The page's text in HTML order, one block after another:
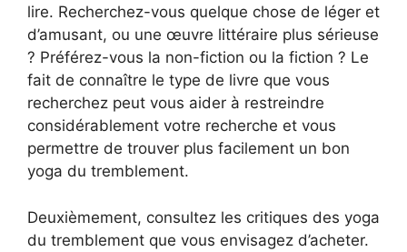
lire. Recherchez-vous quelque chose de léger et
d’amusant, ou une œuvre littéraire plus sérieuse
? Préférez-vous la non-fiction ou la fiction ? Le
fait de connaître le type de livre que vous
recherchez peut vous aider à restreindre
considérablement votre recherche et vous
permettre de trouver plus facilement un bon
yoga du tremblement.
Deuxièmement, consultez les critiques des yoga
du tremblement que vous envisagez d’acheter.